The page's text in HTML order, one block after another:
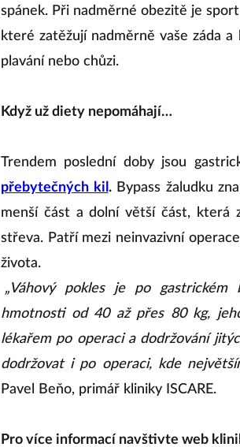
spánek. Při nadměrné obezitě je
které zatěžují nadměrně vaše záda
plavání nebo chůzi.
Když už diety nepomáhají…
Trendem poslední doby jsou
přebytečných kil . Bypass žaludku
menší část a dolní větší část, která
střeva. Patří mezi neinvazivní
života.
„Váhový pokles je po gastrickém
hmotnosti od 40 až přes 80 kg,
lékařem po operaci a dodržování
dodržovat i po operaci, kde
Pavel Beňo, primář kliniky ISCARE.
Pro více informací navštivte web